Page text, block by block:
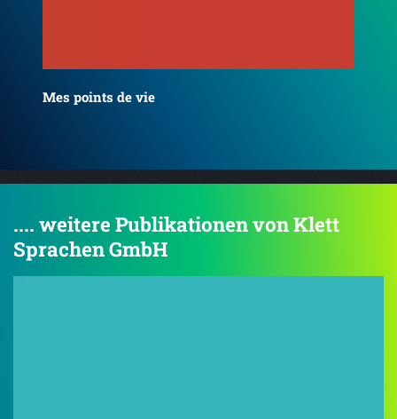
Nur wer fällt, lernt fliegen
.... weitere Publikationen von Klett
Sprachen GmbH